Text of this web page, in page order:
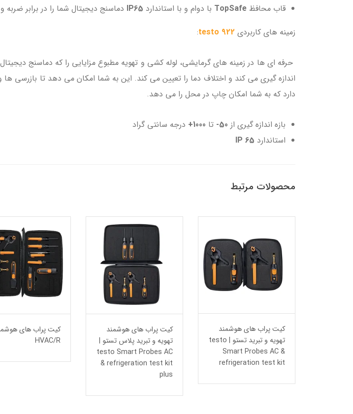
قاب محافظ TopSafe با دوام و با استاندارد IP65 دماسنج دیجیتال شما را در برابر
زمینه های کاربردی testo 922
:
حرفه ای ها در زمینه های گرمایشی، لوله کشی و تهویه مطبوع مزایایی را که دماسنج دیجیتال
اندازه گیری می کند و اختلاف دما را تعیین می کند. این به شما امکان می دهد تا بازرسی
دارد که به شما امکان چاپ در محل را می دهد.
بازه اندازه گیری از 50- تا 1000+
درجه سانتی گراد
استاندارد IP 65
محصولات مرتبط
کیت پراب های هوشمند
تهویه و تبرید تستو | testo
Smart Probes AC &
refrigeration test kit
کیت پراب های هوشمند
تهویه و تبرید پلاس تستو |
testo Smart Probes AC
& refrigeration test kit
plus
کیت پراب های
HVAC/R